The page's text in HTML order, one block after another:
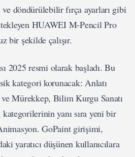
döndürülebilir fırça ayarları gibi
HUAWEI M-Pencil Pro
bir şekilde çalışır.
2025 resmi olarak başladı. Bu
kategori korunacak: Anlatı
Mürekkep, Bilim Kurgu Sanatı
yanı sıra yeni bir
GoPaint girişimi,
yaratıcı düşünen kullanıcılara